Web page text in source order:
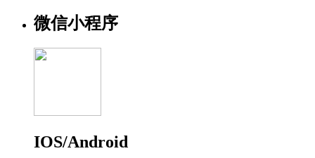
微信小程序
IOS/Android